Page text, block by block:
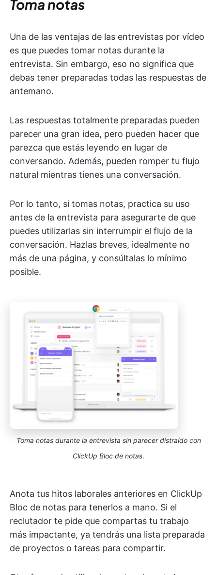
Toma notas
Una de las ventajas de las entrevistas por vídeo
es que puedes tomar notas durante la
entrevista. Sin embargo, eso no significa que
debas tener preparadas todas las respuestas de
antemano.
Las respuestas totalmente preparadas pueden
parecer una gran idea, pero pueden hacer que
parezca que estás leyendo en lugar de
conversando. Además, pueden romper tu flujo
natural mientras tienes una conversación.
Por lo tanto, si tomas notas, practica su uso
antes de la entrevista para asegurarte de que
puedes utilizarlas sin interrumpir el flujo de la
conversación. Hazlas breves, idealmente no
más de una página, y consúltalas lo mínimo
posible.
Toma notas durante la entrevista sin parecer distraído con
ClickUp Bloc de notas.
Anota tus hitos laborales anteriores en ClickUp
Bloc de notas para tenerlos a mano. Si el
reclutador te pide que compartas tu trabajo
más impactante, ya tendrás una lista preparada
de proyectos o tareas para compartir.